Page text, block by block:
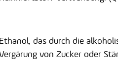
Ethanol, das durch die
von Zucker oder